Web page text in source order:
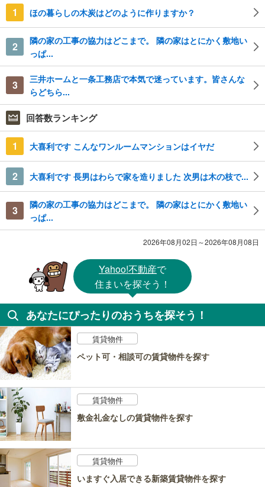
1 ほの暮らしの木炭はどのように作りますか？
2
隣の家の工事の協力はどこまで。 隣の家はとにかく敷地い
っぱ...
3
三井ホームと一条工務店で本気で迷っています。皆さんな
らどちら...
回答数ランキング
1 大喜利です こんなワンルームマンションはイヤだ
2 大喜利です 長男はわらで家を造りました 次男は木の枝で...
3
隣の家の工事の協力はどこまで。 隣の家はとにかく敷地い
っぱ...
2026年08月02日～2026年08月08日
Yahoo!不動産で
住まいを探そう！
あなたにぴったりのおうちを探そう！
賃貸物件
ペット可・相談可の賃貸物件を探す
賃貸物件
敷金礼金なしの賃貸物件を探す
賃貸物件
いますぐ入居できる新築賃貸物件を探す